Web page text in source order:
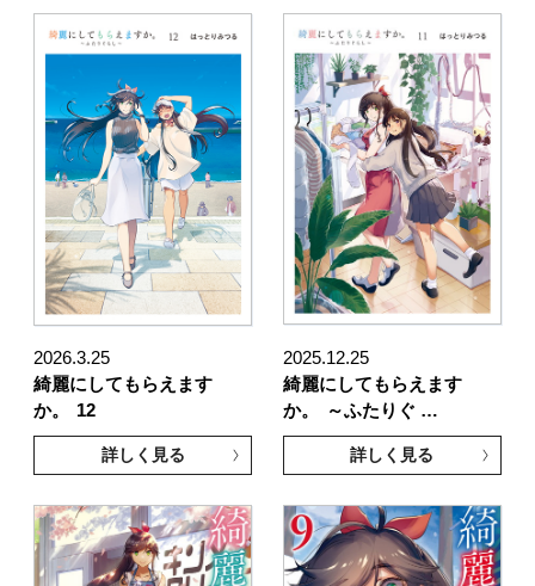
2026.3.25
綺麗にしてもらえます
か。
12
詳しく見る
2025.12.25
綺麗にしてもらえます
か。
～ふたりぐ …
詳しく見る